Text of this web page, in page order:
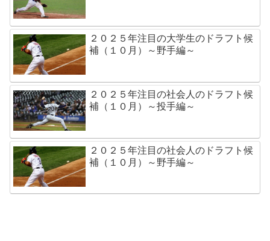
２０２５年注目の大学生のドラフト候
補（１０月）～野手編～
２０２５年注目の社会人のドラフト候
補（１０月）～投手編～
２０２５年注目の社会人のドラフト候
補（１０月）～野手編～